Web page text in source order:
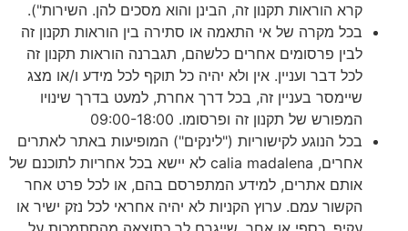
קרא הוראות תקנון זה, הבינן והוא מסכים להן. השירות").
בכל מקרה של אי התאמה או סתירה בין הוראות תקנון זה
לבין פרסומים אחרים כלשהם, תגברנה הוראות תקנון זה
לכל דבר ועניין. אין ולא יהיה כל תוקף לכל מידע ו/או מצג
שיימסר בעניין זה, בכל דרך אחרת, למעט בדרך שינויו
המפורש של תקנון זה ופרסומו. 09:00-18:00
בכל הנוגע לקישוריות ("לינקים") המופיעות באתר לאתרים
אחרים, calia madalena לא יישא בכל אחריות לתוכנם של
אותם אתרים, למידע המתפרסם בהם, או לכל פרט אחר
הקשור עמם. ערוץ הקניות לא יהיה אחראי לכל נזק ישיר או